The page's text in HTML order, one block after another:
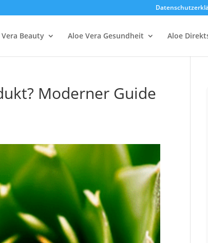
Beauty Aloe Vera Gesundheit Aloe
Moderner Guide